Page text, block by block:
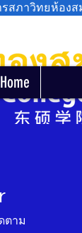
สภาวิทยาลัย
ห้องส
Home
ตาม